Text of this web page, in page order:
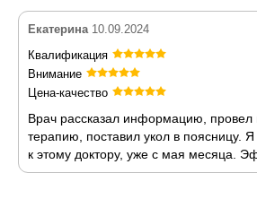
Екатерина 10.09.2024
Квалификация
Внимание
Цена-качество
Врач рассказал информацию, провел
терапию, поставил укол в поясницу.
к этому доктору, уже с мая месяца.